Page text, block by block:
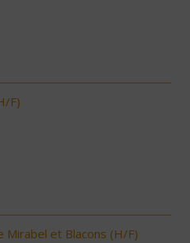
F)
Mirabel et Blacons (H/F)